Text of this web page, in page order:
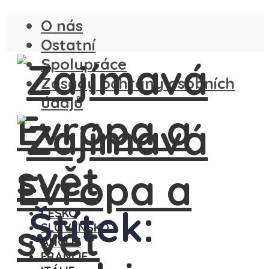
O nás
Ostatní
Spolupráce
Zásady ochrany osobních
údajů
ČESKO
SLOVENSKO
ANGLIE
FRANCIE
Štítek: